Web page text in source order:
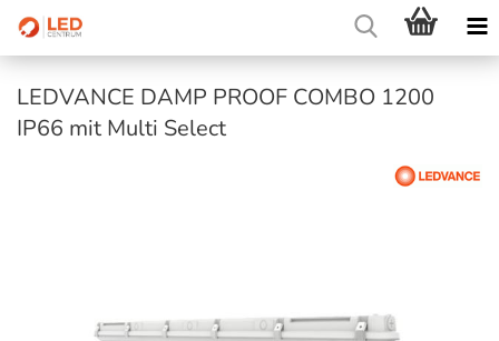
LEDVANCE DAMP PROOF COMBO 1200
IP66 mit Multi Select